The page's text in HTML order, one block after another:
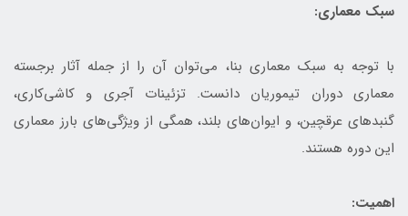
سبک معماری:
با توجه به سبک معماری بنا، می‌توان آن را از جمله آثار برجسته
معماری دوران تیموریان دانست. تزئینات آجری و کاشی‌کاری،
گنبدهای عرقچين، و ایوان‌های بلند، همگی از ویژگی‌های بارز معماری
این دوره هستند.
اهمیت: